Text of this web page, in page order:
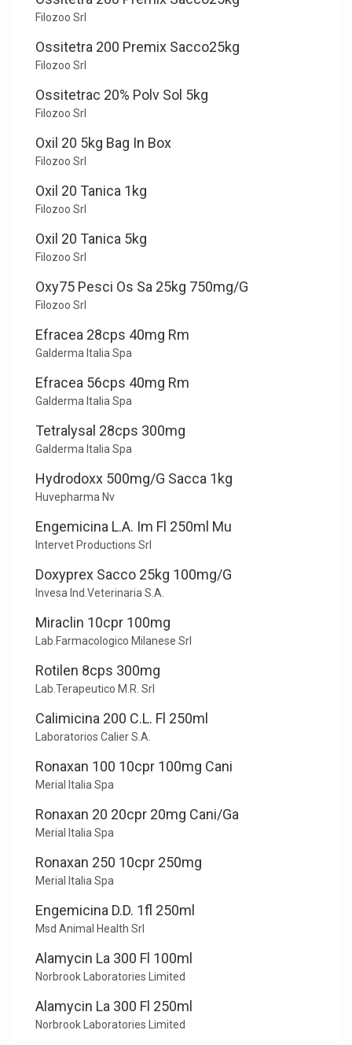
Filozoo Srl
Ossitetra 200 Premix Sacco25kg
Filozoo Srl
Ossitetrac 20% Polv Sol 5kg
Filozoo Srl
Oxil 20 5kg Bag In Box
Filozoo Srl
Oxil 20 Tanica 1kg
Filozoo Srl
Oxil 20 Tanica 5kg
Filozoo Srl
Oxy75 Pesci Os Sa 25kg 750mg/G
Filozoo Srl
Efracea 28cps 40mg Rm
Galderma Italia Spa
Efracea 56cps 40mg Rm
Galderma Italia Spa
Tetralysal 28cps 300mg
Galderma Italia Spa
Hydrodoxx 500mg/G Sacca 1kg
Huvepharma Nv
Engemicina L.A. Im Fl 250ml Mu
Intervet Productions Srl
Doxyprex Sacco 25kg 100mg/G
Invesa Ind.Veterinaria S.A.
Miraclin 10cpr 100mg
Lab.Farmacologico Milanese Srl
Rotilen 8cps 300mg
Lab.Terapeutico M.R. Srl
Calimicina 200 C.L. Fl 250ml
Laboratorios Calier S.A.
Ronaxan 100 10cpr 100mg Cani
Merial Italia Spa
Ronaxan 20 20cpr 20mg Cani/Ga
Merial Italia Spa
Ronaxan 250 10cpr 250mg
Merial Italia Spa
Engemicina D.D. 1fl 250ml
Msd Animal Health Srl
Alamycin La 300 Fl 100ml
Norbrook Laboratories Limited
Alamycin La 300 Fl 250ml
Norbrook Laboratories Limited